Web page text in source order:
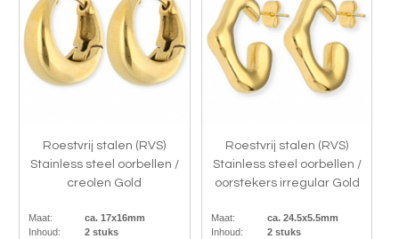
Roestvrij stalen (RVS)
Stainless steel oorbellen /
creolen Gold
Maat:
ca. 17x16mm
Inhoud:
2 stuks
Roestvrij stalen (RVS)
Stainless steel oorbellen /
oorstekers irregular Gold
Maat:
ca. 24.5x5.5mm
Inhoud:
2 stuks